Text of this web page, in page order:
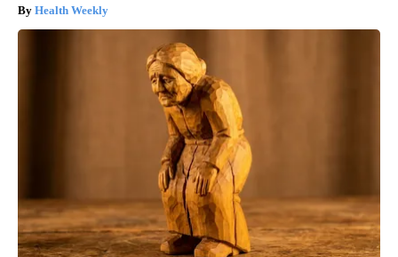
Health Weekly